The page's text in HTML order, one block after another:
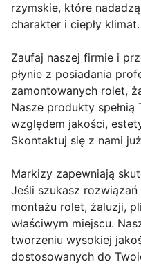
rzymskie, które
charakter i ciepły klimat.
Zaufaj naszej firmie i
płynie z posiadania
zamontowanych rolet,
Nasze produkty
względem jakości,
Skontaktuj się z nami
Markizy zapewniają
Jeśli szukasz
montażu rolet, żaluzji,
właściwym miejscu.
tworzeniu wysokiej
dostosowanych do